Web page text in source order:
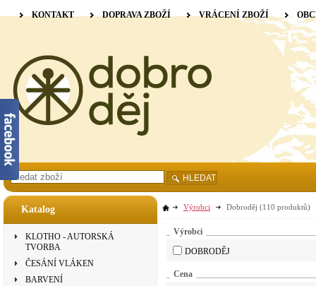
Katalog
KLOTHO - AUTORSKÁ
TVORBA
ČESÁNÍ VLÁKEN
BARVENÍ
Výrobci Dobroděj (110 produktů)
Výrobci
DOBRODĚJ
Cena
KONTAKT DOPRAVA ZBOŽÍ VRÁCENÍ ZBOŽÍ
HLEDAT